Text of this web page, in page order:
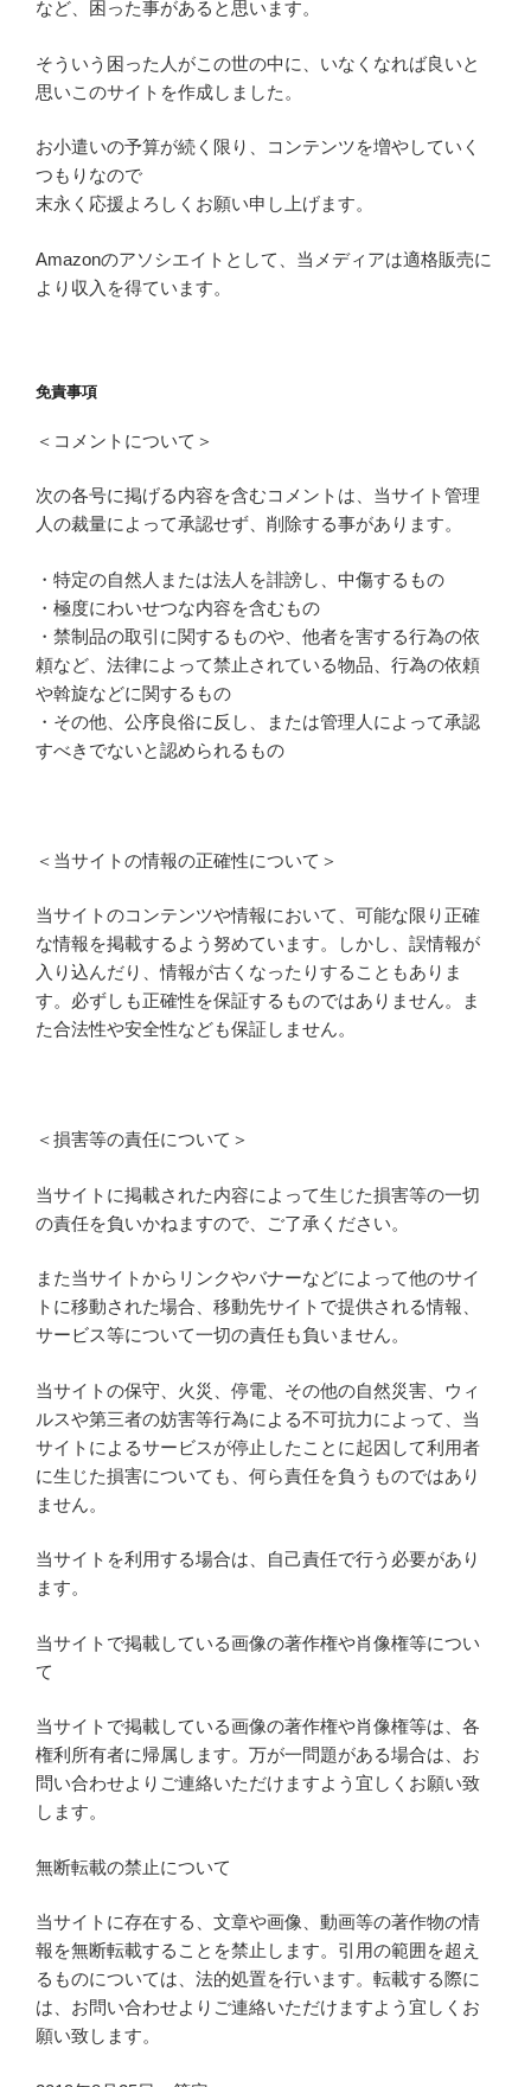
など、困った事があると思います。
そういう困った人がこの世の中に、いなくなれば良いと
思いこのサイトを作成しました。
お小遣いの予算が続く限り、コンテンツを増やしていく
つもりなので
末永く応援よろしくお願い申し上げます。
Amazonのアソシエイトとして、当メディアは適格販売に
より収入を得ています。
免責事項
＜コメントについて＞
次の各号に掲げる内容を含むコメントは、当サイト管理
人の裁量によって承認せず、削除する事があります。
・特定の自然人または法人を誹謗し、中傷するもの
・極度にわいせつな内容を含むもの
・禁制品の取引に関するものや、他者を害する行為の依
頼など、法律によって禁止されている物品、行為の依頼
や斡旋などに関するもの
・その他、公序良俗に反し、または管理人によって承認
すべきでないと認められるもの
＜当サイトの情報の正確性について＞
当サイトのコンテンツや情報において、可能な限り正確
な情報を掲載するよう努めています。しかし、誤情報が
入り込んだり、情報が古くなったりすることもありま
す。必ずしも正確性を保証するものではありません。ま
た合法性や安全性なども保証しません。
＜損害等の責任について＞
当サイトに掲載された内容によって生じた損害等の一切
の責任を負いかねますので、ご了承ください。
また当サイトからリンクやバナーなどによって他のサイ
トに移動された場合、移動先サイトで提供される情報、
サービス等について一切の責任も負いません。
当サイトの保守、火災、停電、その他の自然災害、ウィ
ルスや第三者の妨害等行為による不可抗力によって、当
サイトによるサービスが停止したことに起因して利用者
に生じた損害についても、何ら責任を負うものではあり
ません。
当サイトを利用する場合は、自己責任で行う必要があり
ます。
当サイトで掲載している画像の著作権や肖像権等につい
て
当サイトで掲載している画像の著作権や肖像権等は、各
権利所有者に帰属します。万が一問題がある場合は、お
問い合わせよりご連絡いただけますよう宜しくお願い致
します。
無断転載の禁止について
当サイトに存在する、文章や画像、動画等の著作物の情
報を無断転載することを禁止します。引用の範囲を超え
るものについては、法的処置を行います。転載する際に
は、お問い合わせよりご連絡いただけますよう宜しくお
願い致します。